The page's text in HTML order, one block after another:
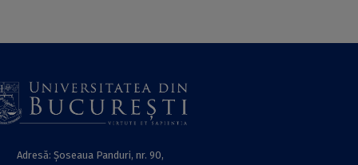
Adresă: Șoseaua Panduri, nr. 90,